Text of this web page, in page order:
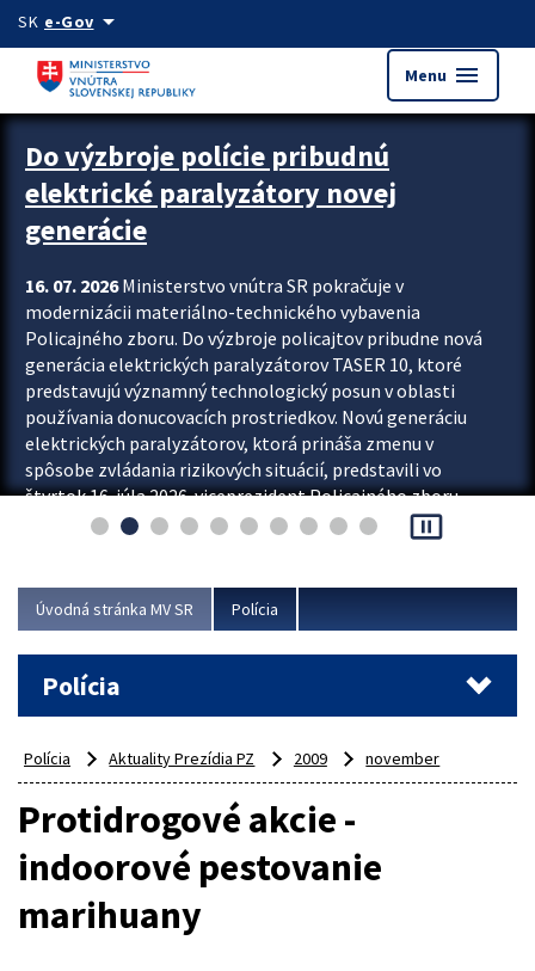
Preskocit na hlavný obsah
SK e-Govarrow_drop_down
Menu menu
Zastavit automatický posun upútavok
Do výzbroje polície pribudnú
elektrické paralyzátory novej
generácie
16. 07. 2026Ministerstvo vnútra SR pokračuje v
modernizácii materiálno-technického vybavenia
Policajného zboru. Do výzbroje policajtov pribudne nová
generácia elektrických paralyzátorov TASER 10, ktoré
predstavujú významný technologický posun v oblasti
používania donucovacích prostriedkov. Novú generáciu
elektrických paralyzátorov, ktorá prináša zmenu v
spôsobe zvládania rizikových situácií, predstavili vo
štvrtok 16. júla 2026 viceprezident Policajného zboru
Rastislav Polakovič a riaditeľ odboru výcviku...
pause_presentation
Úvodná stránka MV SR Polícia
Polícia
Polícia Aktuality Prezídia PZ 2009 november
Protidrogové akcie -
indoorové pestovanie
marihuany